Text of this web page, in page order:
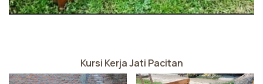
Kursi Kerja Jati Pacitan